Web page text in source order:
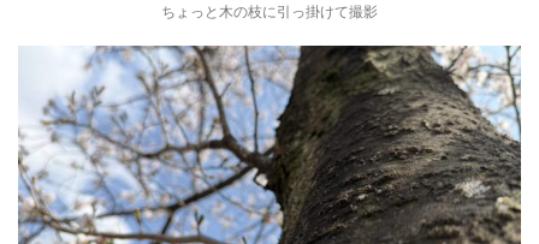
ちょっと木の枝に引っ掛けて撮影